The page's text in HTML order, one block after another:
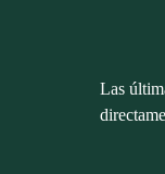
Las